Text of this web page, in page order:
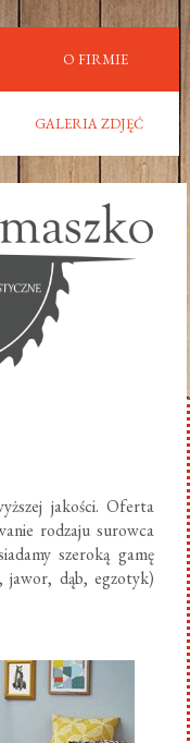
O FIRMIE
GALERIA ZDJĘĆ
jakości. Oferta
rodzaju surowca
szeroką gamę
jawor, dąb, egzotyk)